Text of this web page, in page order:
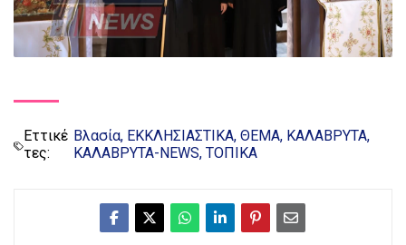
Εττικέ
τες:
Βλασία ΕΚΚΛΗΣΙΑΣΤΙΚΑ ΘΕΜΑ ΚΑΛΑΒΡΥΤΑ
ΚΑΛΑΒΡΥΤΑ-NEWS ΤΟΠΙΚΑ